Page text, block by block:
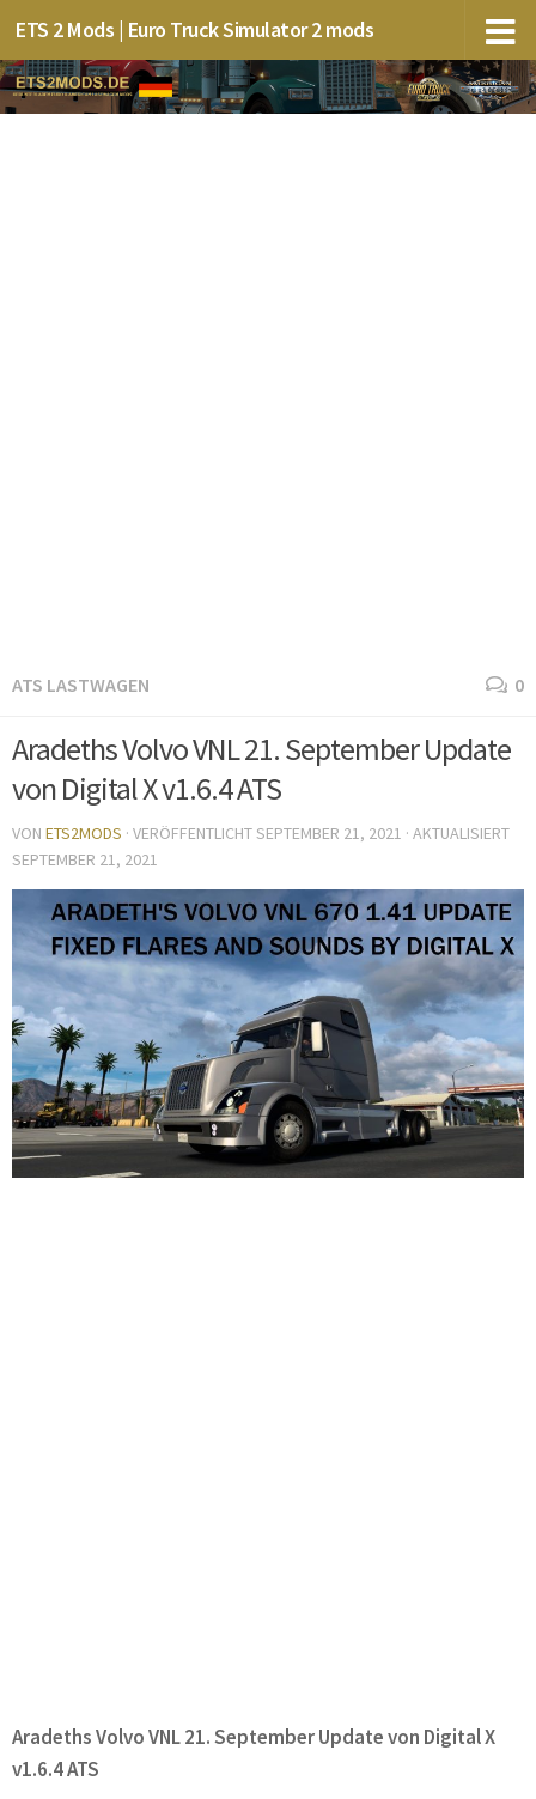
ETS 2 Mods | Euro Truck Simulator 2 mods
ATS LASTWAGEN 0
Aradeths Volvo VNL 21. September Update
von Digital X v1.6.4 ATS
VON ETS2MODS · VERÖFFENTLICHTSEPTEMBER 21, 2021 · AKTUALISIERT
SEPTEMBER 21, 2021
Aradeths Volvo VNL 21. September Update von Digital X
v1.6.4 ATS